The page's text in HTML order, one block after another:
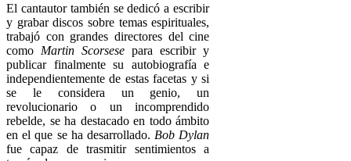
El cantautor también se dedicó a escribir
y grabar discos sobre temas espirituales,
trabajó con grandes directores del cine
como Martin Scorsese para escribir y
publicar finalmente su autobiografía e
independientemente de estas facetas y si
se le considera un genio, un
revolucionario o un incomprendido
rebelde, se ha destacado en todo ámbito
en el que se ha desarrollado. Bob Dylan
fue capaz de trasmitir sentimientos a